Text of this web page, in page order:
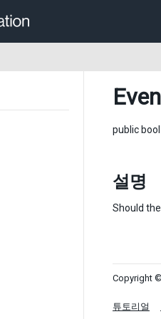
public
설명
Should
Copyright
튜토리얼